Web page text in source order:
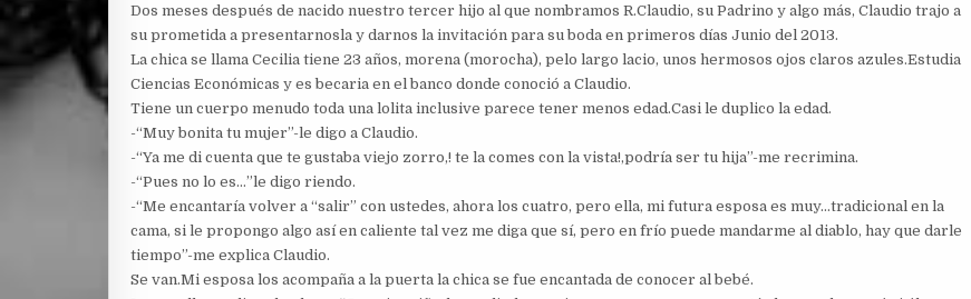
CUATRO.
Dos meses después de nacido nuestro tercer hijo al que nombramos R.Claudio, su Padrino y algo más, Claudio trajo a
su prometida a presentarnosla y darnos la invitación para su boda en primeros días Junio del 2013.
La chica se llama Cecilia tiene 23 años, morena (morocha), pelo largo lacio, unos hermosos ojos claros azules.Estudia
Ciencias Económicas y es becaria en el banco donde conoció a Claudio.
Tiene un cuerpo menudo toda una lolita inclusive parece tener menos edad.Casi le duplico la edad.
-“Muy bonita tu mujer”-le digo a Claudio.
-“Ya me di cuenta que te gustaba viejo zorro,! te la comes con la vista!,podría ser tu hija”-me recrimina.
-“Pues no lo es…”le digo riendo.
-“Me encantaría volver a “salir” con ustedes, ahora los cuatro, pero ella, mi futura esposa es muy…tradicional en la
cama, si le propongo algo así en caliente tal vez me diga que sí, pero en frío puede mandarme al diablo, hay que darle
tiempo”-me explica Claudio.
Se van.Mi esposa los acompaña a la puerta la chica se fue encantada de conocer al bebé.